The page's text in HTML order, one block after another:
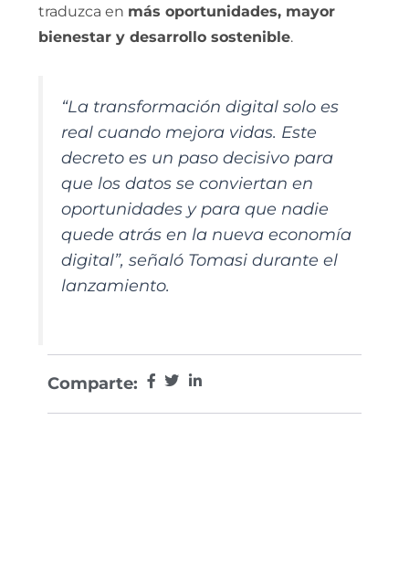
traduzca en más oportunidades, mayor
bienestar y desarrollo sostenible.
“La transformación digital solo es
real cuando mejora vidas. Este
decreto es un paso decisivo para
que los datos se conviertan en
oportunidades y para que nadie
quede atrás en la nueva economía
digital”, señaló Tomasi durante el
lanzamiento.
Comparte: